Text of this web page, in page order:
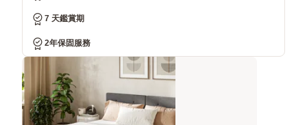
7 天鑑賞期
2年保固服務